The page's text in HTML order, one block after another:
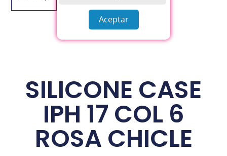
SILICONE CASE
IPH 17 COL 6
ROSA CHICLE
Aceptar